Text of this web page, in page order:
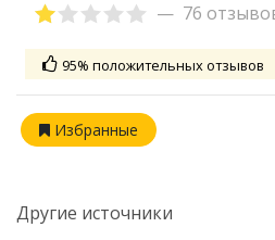
76
95% положительных отзывов
Избранные
Другие источники